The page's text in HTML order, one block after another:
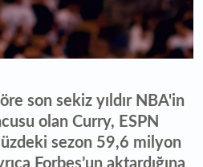
son sekiz yıldır NBA'in
olan Curry, ESPN
sezon 59,6 milyon
Forbes’un aktardığına